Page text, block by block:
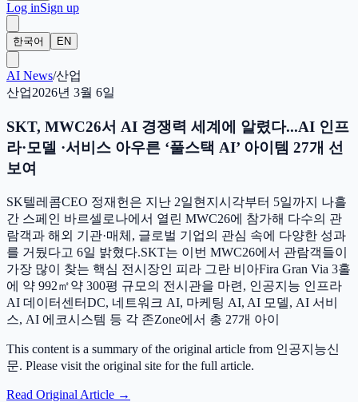
Log inSign up
한국어 EN
AI News/산업
산업2026년 3월 6일
SKT, MWC26서 AI 경쟁력 세계에 알렸다...AI 인프
라·모델 ·서비스 아우른 ‘풀스택 AI’ 아이템 27개 선
보여
SK텔레콤CEO 정재헌은 지난 2일현지시각부터 5일까지 나흘
간 스페인 바르셀로나에서 열린 MWC26에 참가해 다수의 관
람객과 해외 기관·매체, 글로벌 기업의 관심 속에 다양한 성과
를 거뒀다고 6일 밝혔다.SKT는 이번 MWC26에서 관람객들이
가장 많이 찾는 핵심 전시장인 피라 그란 비아Fira Gran Via 3홀
에 약 992㎡약 300평 규모의 전시관을 마련, 인공지능 인프라
AI 데이터센터DC, 네트워크 AI, 마케팅 AI, AI 모델, AI 서비
스, AI 에코시스템 등 각 존Zone에서 총 27개 아이
This content is a summary of the original article from 인공지능신
문. Please visit the original site for the full article.
Read Original Article →